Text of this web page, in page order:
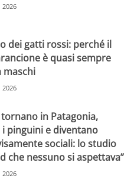
2026
dei gatti rossi: perché il
è quasi sempre
maschi
2026
tornano in Patagonia,
pinguini e diventano
sociali: lo studio
che nessuno si aspettava”
2026